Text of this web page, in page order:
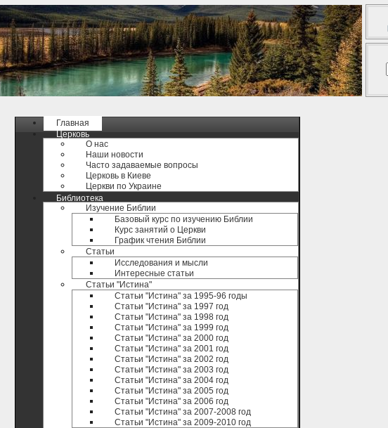
Главная
Церковь
О нас
Наши новости
Часто задаваемые вопросы
Церковь в Киеве
Церкви по Украине
Библиотека
Изучение Библии
Базовый курс по изучению Библии
Курс занятий о Церкви
График чтения Библии
Статьи
Исследования и мысли
Интересные статьи
Статьи "Истина"
Статьи "Истина" за 1995-96 годы
Статьи "Истина" за 1997 год
Статьи "Истина" за 1998 год
Статьи "Истина" за 1999 год
Статьи "Истина" за 2000 год
Статьи "Истина" за 2001 год
Статьи "Истина" за 2002 год
Статьи "Истина" за 2003 год
Статьи "Истина" за 2004 год
Статьи "Истина" за 2005 год
Статьи "Истина" за 2006 год
Статьи "Истина" за 2007-2008 год
Статьи "Истина" за 2009-2010 год